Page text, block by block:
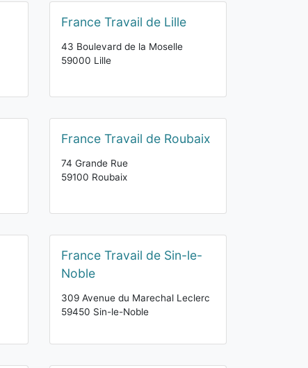
France Travail de Lille
43 Boulevard de la Moselle
59000 Lille
France Travail de Roubaix
74 Grande Rue
59100 Roubaix
France Travail de Sin-le-
Noble
309 Avenue du Marechal Leclerc
59450 Sin-le-Noble